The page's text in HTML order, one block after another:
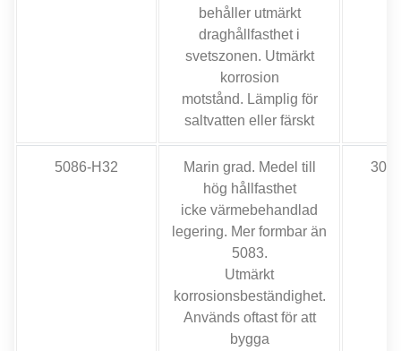
behåller utmärkt
draghållfasthet i
svetszonen. Utmärkt
korrosion
motstånd. Lämplig för
saltvatten eller färskt
5086-H32
Marin grad. Medel till
hög hållfasthet
icke värmebehandlad
legering. Mer formbar än
5083.
Utmärkt
korrosionsbeständighet.
Används oftast för att
bygga